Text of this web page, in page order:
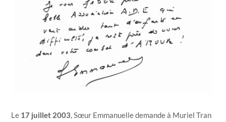
Le 17 juillet 2003, Sœur Emmanuelle demande à Muriel Tran